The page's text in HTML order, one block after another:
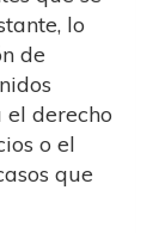
lo
de
el derecho
o el
que